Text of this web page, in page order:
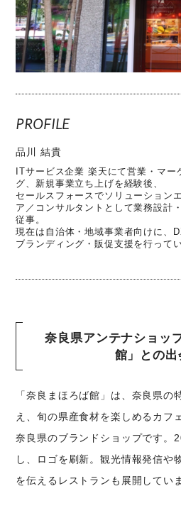
PROFILE
品川 結貴
ITサービス企業 楽天にて営業・マー
グ、新規事業立ち上げを経験後、
セールスフォースでソリューション
ア／コンサルタントとして業務設計
従事。
現在は自治体・地域事業者向けに、
ブランディング・販促支援を行ってい
奈良県アンテナショッ
館」との出
「奈良まほろば館」は、奈良県の
え、旬の県産食材を楽しめるカフ
奈良県のブランドショップです。
し、ロゴを刷新。観光情報発信や
を伝えるレストランも展開してい